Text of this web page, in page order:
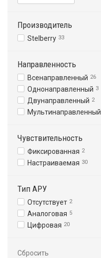
Производитель
Stelberry 33
Направленность
Всенаправленный 26
Однонаправленный 3
Двунаправленный 2
Мультинаправленный
Чувствительность
Фиксированная 2
Настраиваемая 30
Тип АРУ
Отсутствует 2
Аналоговая 5
Цифровая 20
Сбросить